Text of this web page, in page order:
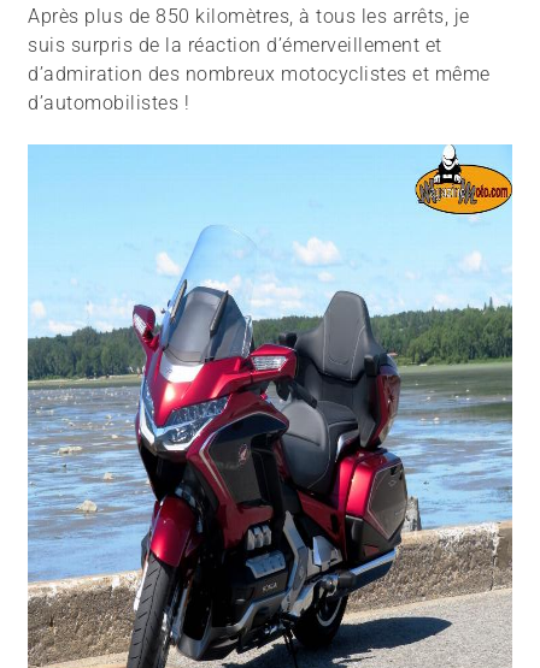
Après plus de 850 kilomètres, à tous les arrêts, je
suis surpris de la réaction d’émerveillement et
d’admiration des nombreux motocyclistes et même
d’automobilistes !